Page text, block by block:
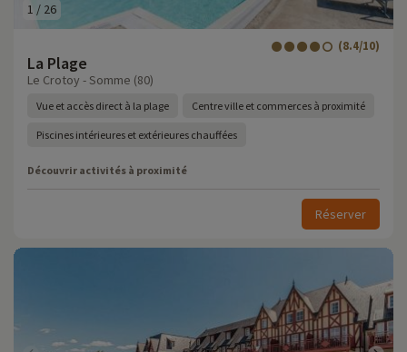
1 / 26
La Plage
(8.4/10)
Le Crotoy - Somme (80)
Vue et accès direct à la plage Centre ville et commerces à proximité
Piscines intérieures et extérieures chauffées
Découvrir activités à proximité
Réserver